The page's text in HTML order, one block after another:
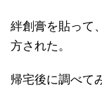
絆創膏を貼って
方された。
帰宅後に調べて